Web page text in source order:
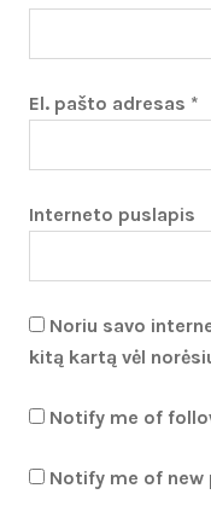
El. pašto adresas *
Interneto puslapis
Noriu savo
kitą kartą vėl
Notify me of
Notify me of